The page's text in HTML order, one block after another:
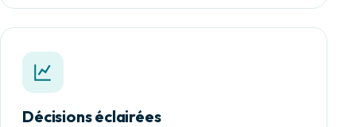
Décisions éclairées